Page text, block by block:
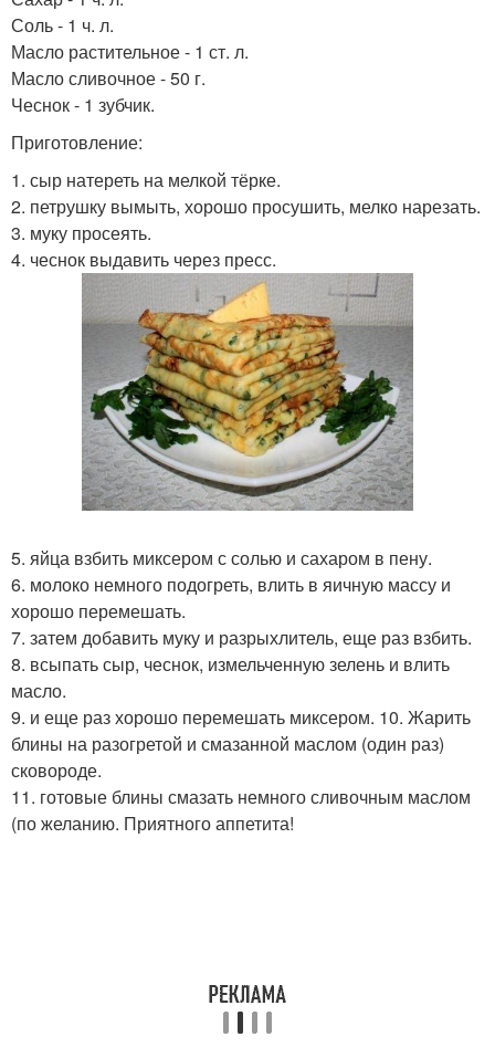
Соль - 1 ч. л.
Масло растительное - 1 ст. л.
Масло сливочное - 50 г.
Чеснок - 1 зубчик.
Приготовление:
1. сыр натереть на мелкой тёрке.
2. петрушку вымыть, хорошо просушить, мелко нарезать.
3. муку просеять.
4. чеснок выдавить через пресс.
5. яйца взбить миксером с солью и сахаром в пену.
6. молоко немного подогреть, влить в яичную массу и
хорошо перемешать.
7. затем добавить муку и разрыхлитель, еще раз взбить.
8. всыпать сыр, чеснок, измельченную зелень и влить
масло.
9. и еще раз хорошо перемешать миксером. 10. Жарить
блины на разогретой и смазанной маслом (один раз)
сковороде.
11. готовые блины смазать немного сливочным маслом
(по желанию. Приятного аппетита!